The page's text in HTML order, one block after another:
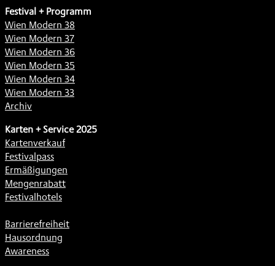
Festival + Programm
Wien Modern 38
Wien Modern 37
Wien Modern 36
Wien Modern 35
Wien Modern 34
Wien Modern 33
Archiv
Karten + Service 2025
Kartenverkauf
Festivalpass
Ermäßigungen
Mengenrabatt
Festivalhotels
Barrierefreiheit
Hausordnung
Awareness